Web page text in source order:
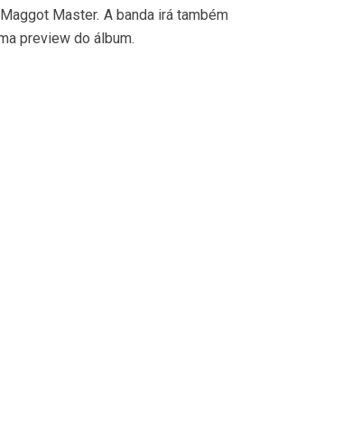
Master. A banda irá também
preview do álbum.